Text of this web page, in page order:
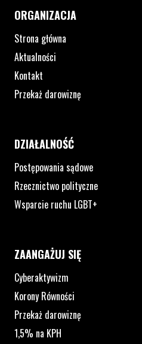
ORGANIZACJA
Strona główna
Aktualności
Kontakt
Przekaż darowiznę
DZIAŁALNOŚĆ
Postępowania sądowe
Rzecznictwo polityczne
Wsparcie ruchu LGBT+
ZAANGAŻUJ SIĘ
Cyberaktywizm
Korony Równości
Przekaż darowiznę
1,5% na KPH